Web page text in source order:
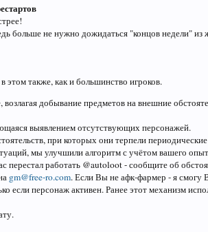
больше не нужно дожидаться "концов недели"
также, как и большинство игроков.
добывание предметов на внешние
выявлением отсутствующих персонажей.
при которых они терпели
мы улучшили алгоритм с учётом вашего
работать @autoloot - сообщите об
gm@free-ro.com. Если Вы не афк-фармер - я смогу
если персонаж активен. Ранее этот механизм